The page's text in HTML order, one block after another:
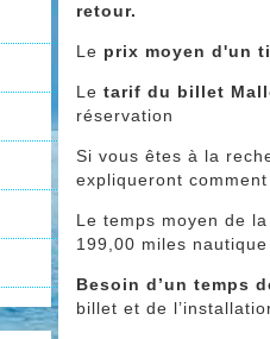
retour.
Le prix moyen d'un
Le tarif du billet
réservation
Si vous êtes à la
expliqueront
Le temps moyen de
199,00 miles
Besoin d’un temps
billet et de